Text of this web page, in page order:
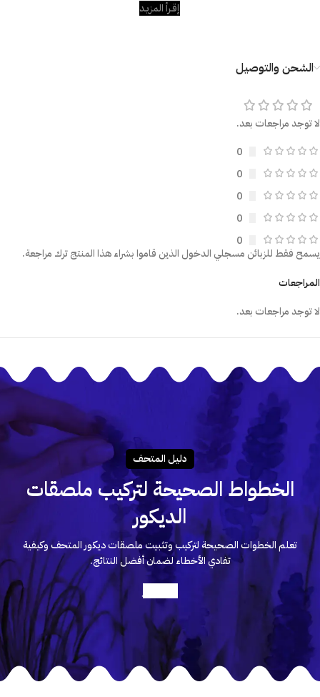
إقـرأ المزيـد
الشحن والتوصيل
لا توجد مراجعات بعد.
0
0
0
0
0
المراجعات
لا توجد مراجعات بعد.
يسمح فقط للزبائن مسجلي الدخول الذين قاموا بشراء هذا المنتج ترك مراجعة.
دليـل المتحـف
الخطواط الصحيحة لتركيب ملصقات
الديكور
تعلم الخطوات الصحيحة لتركيب وتثبيت ملصقات ديكور المتحف وكيفية
تفادي الأخطاء لضمان أفضل النتائج.